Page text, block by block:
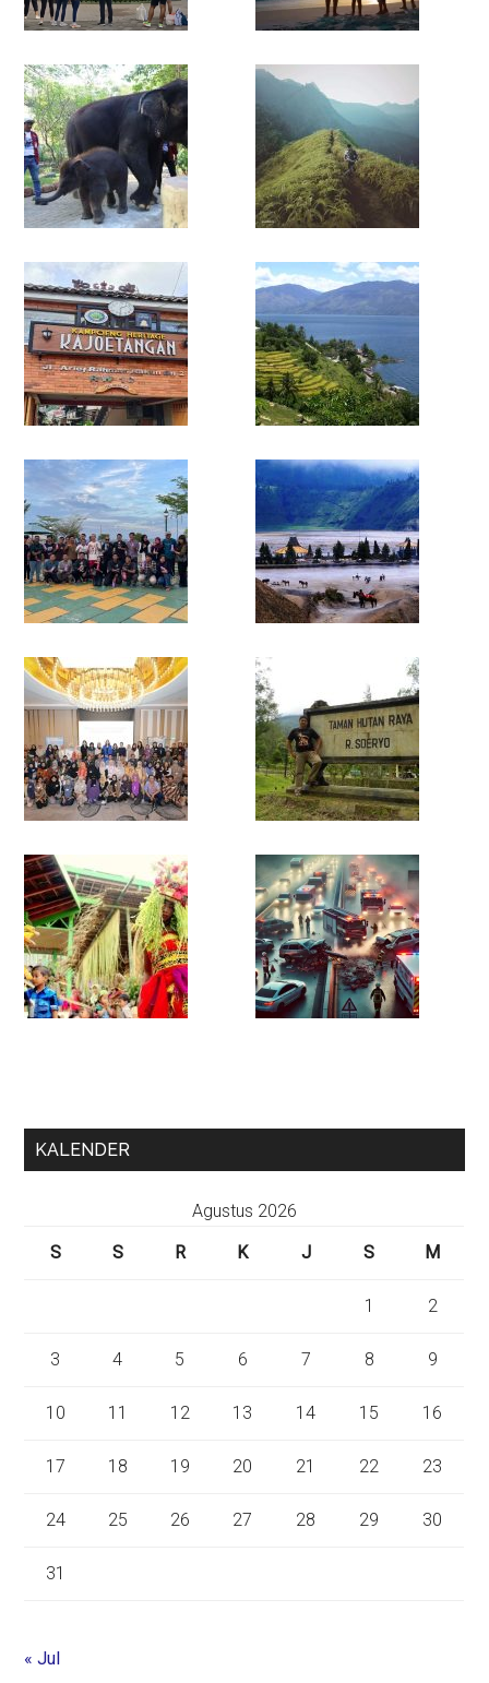
KALENDER
Agustus 2026
S
S R K J S M
1 2
3 4 5 6 7 8 9
10 11 12 13 14 15 16
17 18 19 20 21 22 23
24 25 26 27 28 29 30
31
« Jul